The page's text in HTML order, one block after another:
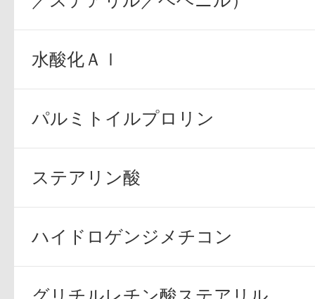
水酸化Ａｌ
パルミトイルプロリン
ステアリン酸
ハイドロゲンジメチコン